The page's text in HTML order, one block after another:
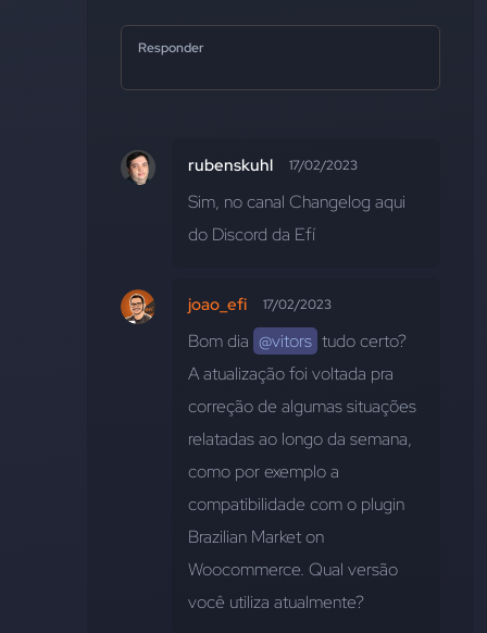
Responder
rubenskuhl 17/02/2023
Sim, no canal Changelog aqui
do Discord da Efí
joao_efi 17/02/2023
Bom dia @vitors tudo certo?
A atualização foi voltada pra
correção de algumas situações
relatadas ao longo da semana,
como por exemplo a
compatibilidade com o plugin
Brazilian Market on
Woocommerce. Qual versão
você utiliza atualmente?